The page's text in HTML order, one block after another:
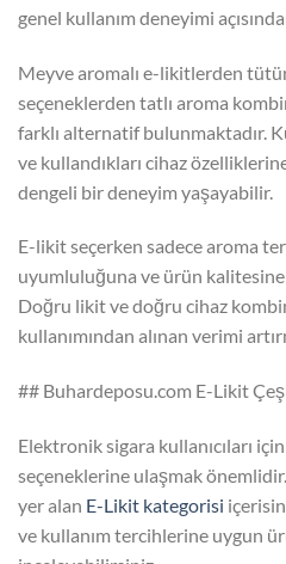
genel kullanım deneyimi
Meyve aromalı e-likitlerden
seçeneklerden tatlı aroma
farklı alternatif bulunmaktadır.
ve kullandıkları cihaz
dengeli bir deneyim yaşayabilir.
E-likit seçerken sadece aroma
uyumluluğuna ve ürün
Doğru likit ve doğru cihaz
kullanımından alınan verimi
## Buhardeposu.com E-Likit
Elektronik sigara kullanıcıları
seçeneklerine ulaşmak
yer alan E-Likit kategorisi
ve kullanım tercihlerine uygun